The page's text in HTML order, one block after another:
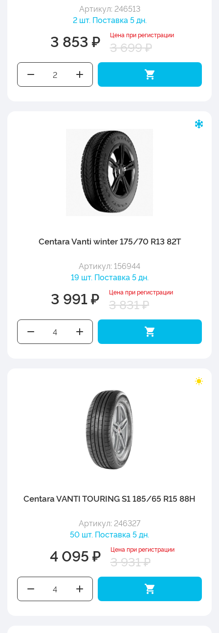
Артикул: 246513
2 шт. Поставка 5 дн.
3 853 ₽ Цена при регистрации
3 699 ₽
Centara Vanti winter 175/70 R13 82T
Артикул: 156944
19 шт. Поставка 5 дн.
3 991 ₽ Цена при регистрации
3 831 ₽
Centara VANTI TOURING S1 185/65 R15 88H
Артикул: 246327
50 шт. Поставка 5 дн.
4 095 ₽ Цена при регистрации
3 931 ₽